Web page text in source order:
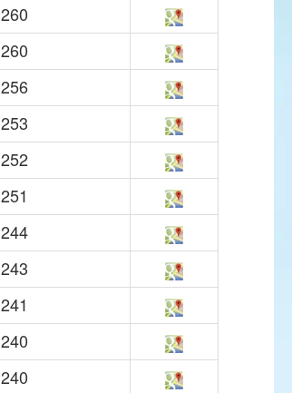
260
260
256
253
252
251
244
243
241
240
240